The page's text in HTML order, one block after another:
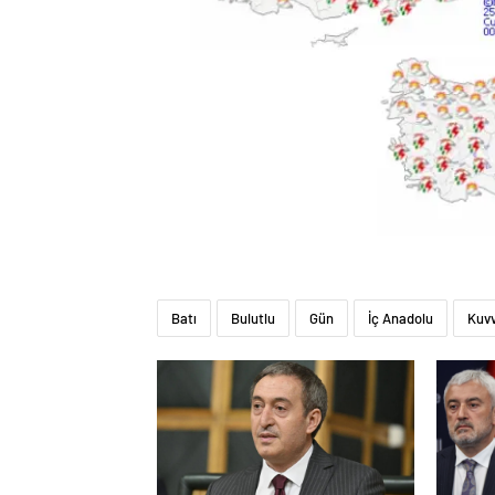
Batı Bulutlu Gün İç Anadolu